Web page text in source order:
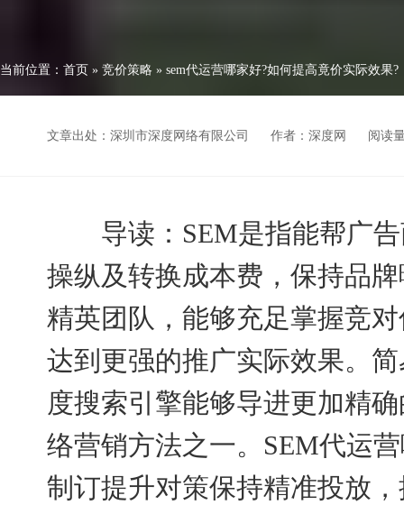
当前位置： 首页 » 竞价策略 » sem代运营哪家好?如何提高竟价实际效果?
文章出处：深圳市深度网络有限公司 作者：深度网 阅读
导读：SEM是指能帮广告
操纵及转换成本费，保持品
精英团队，能够充足掌握竞
达到更强的推广实际效果。
度搜索引擎能够导进更加精
络营销方法之一。SEM代运
制订提升对策保持精准投放